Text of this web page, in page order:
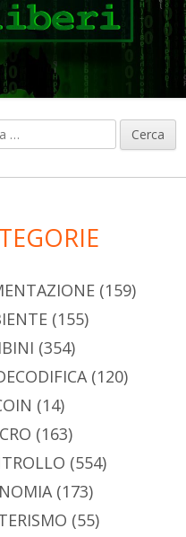
(159)
(155)
(354)
(120)
(14)
(163)
(554)
(173)
(55)